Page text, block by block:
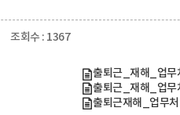
조회수 : 1367
출퇴근_재해_업
출퇴근_재해_업무
출퇴근재해_업무